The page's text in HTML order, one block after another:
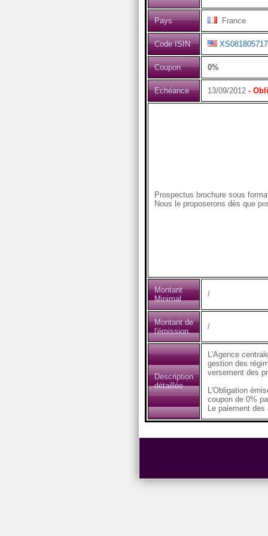
Pays France
Code ISIN
Coupon 0%
Echéance 13/09/2012-
Prospectus brochure sous
Nous le proposerons dès que
Montant
Minimal
/
Montant de
l'émission
/
Description
détaillée
L'Agence
gestion des
versement des
L'Obligation
coupon de 0%
Le paiement